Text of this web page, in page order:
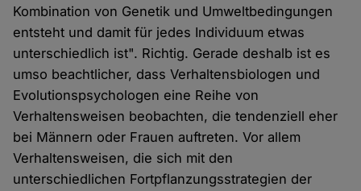
Kombination von Genetik und Umweltbedingungen
entsteht und damit für jedes Individuum etwas
unterschiedlich ist". Richtig. Gerade deshalb ist es
umso beachtlicher, dass Verhaltensbiologen und
Evolutionspsychologen eine Reihe von
Verhaltensweisen beobachten, die tendenziell eher
bei Männern oder Frauen auftreten. Vor allem
Verhaltensweisen, die sich mit den
unterschiedlichen Fortpflanzungsstrategien der